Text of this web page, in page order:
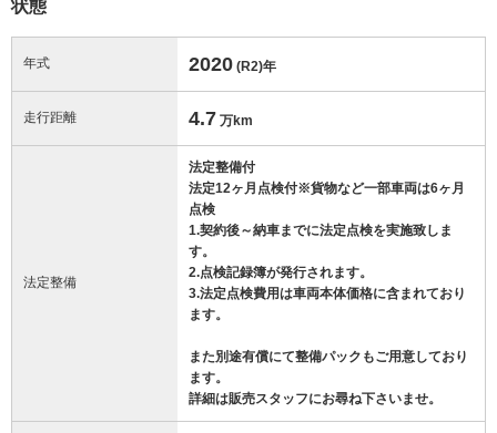
状態
年式 2020 (R2)年
走行距離 4.7 万km
法定整備
法定整備付
法定12ヶ月点検付※貨物など一部車両は6ヶ月
点検
1.契約後～納車までに法定点検を実施致しま
す。
2.点検記録簿が発行されます。
3.法定点検費用は車両本体価格に含まれており
ます。
また別途有償にて整備パックもご用意しており
ます。
詳細は販売スタッフにお尋ね下さいませ。